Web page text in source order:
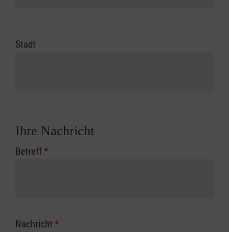
Stadt
Ihre Nachricht
Betreff*
Nachricht *